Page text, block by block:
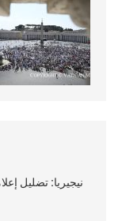
نيجيريا: تضليل